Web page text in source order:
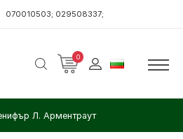
070010503; 029508337;
0
Л. Арментраут